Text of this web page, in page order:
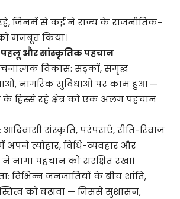
जिनमें से कई ने राज्य के राजनीतिक-
मजबूत किया।
पहलू और सांस्कृतिक पहचान
विकास: सड़कों, समृद्ध
नागरिक सुविधाओं पर काम हुआ —
हिस्से रहे क्षेत्र को एक अलग पहचान
संस्कृति, परंपराएँ, रीति-रिवाज
अपने त्योहार, विधि-व्यवहार और
नागा पहचान को संरक्षित रखा।
विभिन्न जनजातियों के बीच शांति,
को बढ़ावा — जिससे सुशासन,